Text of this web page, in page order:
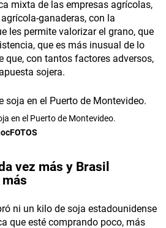
mixta de las empresas agrícolas,
ganaderas, con la
les permite valorizar el grano, que
que es más inusual de lo
que, con tantos factores adversos,
sojera.
en el Puerto de Montevideo.
vez más y Brasil
ni un kilo de soja estadounidense
que esté comprando poco, más